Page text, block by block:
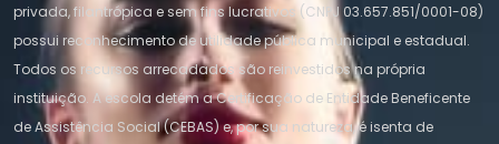
privada, filantrópica e sem fins lucrativos (CNPJ 03.657.851/0001-08)
possui reconhecimento de utilidade pública municipal e estadual.
Todos os recursos arrecadados são reinvestidos na própria
instituição. A escola detém a Certificação de Entidade Beneficente
de Assistência Social (CEBAS) e, por sua natureza, é isenta de